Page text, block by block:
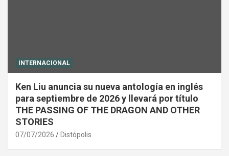
INTERNACIONAL
Ken Liu anuncia su nueva antología en inglés
para septiembre de 2026 y llevará por título
THE PASSING OF THE DRAGON AND OTHER
STORIES
07/07/2026 Distópolis